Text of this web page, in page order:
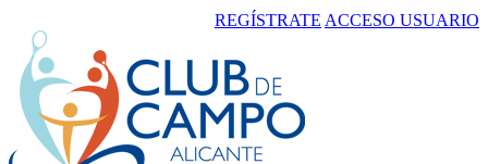
REGÍSTRATE ACCESO USUARIO